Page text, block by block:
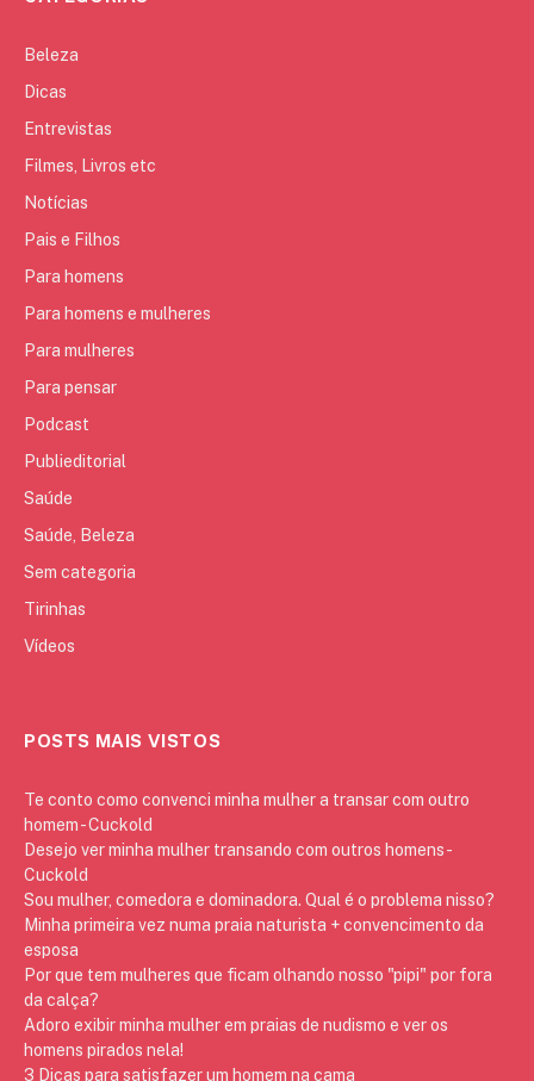
Beleza
Dicas
Entrevistas
Filmes, Livros etc
Notícias
Pais e Filhos
Para homens
Para homens e mulheres
Para mulheres
Para pensar
Podcast
Publieditorial
Saúde
Saúde, Beleza
Sem categoria
Tirinhas
Vídeos
POSTS MAIS VISTOS
Te conto como convenci minha mulher a transar com outro
homem - Cuckold
Desejo ver minha mulher transando com outros homens -
Cuckold
Sou mulher, comedora e dominadora. Qual é o problema nisso?
Minha primeira vez numa praia naturista + convencimento da
esposa
Por que tem mulheres que ficam olhando nosso "pipi" por fora
da calça?
Adoro exibir minha mulher em praias de nudismo e ver os
homens pirados nela!
3 Dicas para satisfazer um homem na cama